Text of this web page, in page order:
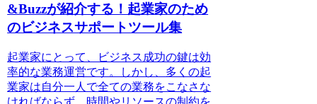
&Buzzが紹介する！起業家のため
のビジネスサポートツール集
起業家にとって、ビジネス成功の鍵は効
率的な業務運営です。しかし、多くの起
業家は自分一人で全ての業務をこなさな
ければならず、時間やリソースの制約を